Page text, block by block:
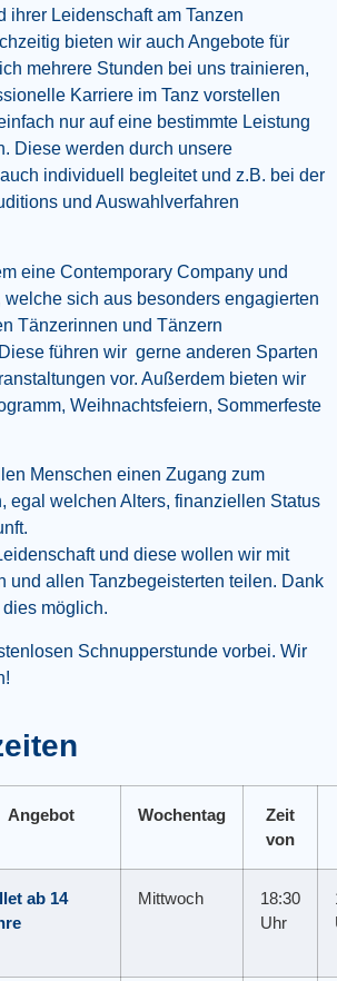
ihrer Leidenschaft am Tanzen
bieten wir auch Angebote für
mehrere Stunden bei uns trainieren,
Karriere im Tanz vorstellen
nur auf eine bestimmte Leistung
Diese werden durch unsere
individuell begleitet und z.B. bei der
und Auswahlverfahren
eine Contemporary Company und
sich aus besonders engagierten
Tänzerinnen und Tänzern
führen wir gerne anderen Sparten
vor. Außerdem bieten wir
Weihnachtsfeiern, Sommerfeste
Menschen einen Zugang zum
egal welchen Alters, finanziellen Status
und diese wollen wir mit
und allen Tanzbegeisterten teilen. Dank
möglich.
Schnupperstunde vorbei. Wir
Angebot Wochentag
Zeit
von
ab 14
Mittwoch
18:30
Uhr